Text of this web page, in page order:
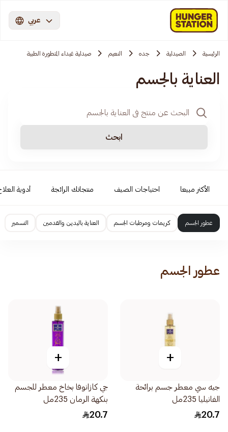
عربي
الرئيسية الصيدلية جده النعيم صيدلية غيداء المتطورة الطبية
العناية بالجسم
ابحث
الأكثر مبيعا احتياجات الصيف منتجاتك الرائجة أدوية
عطور الجسم كريمات ومرطبات الجسم العناية باليدين والقدمين التسمير
عطور الجسم
+
جيه سي معطر جسم برائحة
الفانيليا 235مل
20.7
+
جي كازانوفا بخاخ معطر للجسم
بنكهة الرمان 235مل
20.7